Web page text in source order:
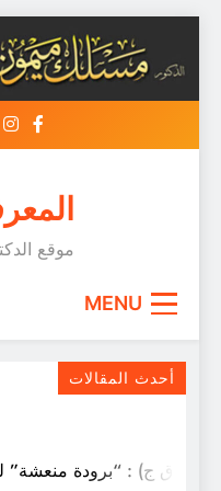
content
موقع
MENU
أحدث المقالات
(ق ق ج) : “برودة منعشة”
الرّوائي حسن اوريد